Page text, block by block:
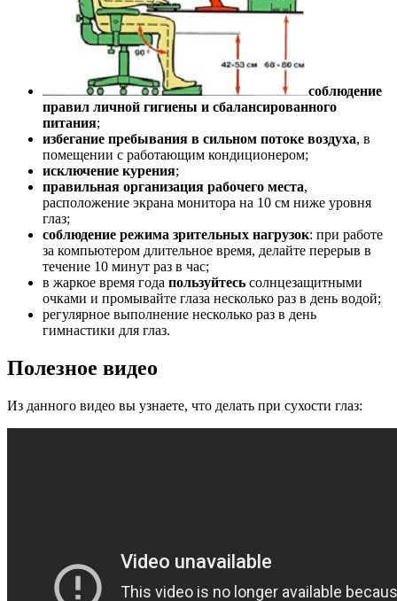
соблюдение
правил личной гигиены и сбалансированного
питания;
избегание пребывания в сильном потоке воздуха, в
помещении с работающим кондиционером;
исключение курения;
правильная организация рабочего места,
расположение экрана монитора на 10 см ниже уровня
глаз;
соблюдение режима зрительных нагрузок: при работе
за компьютером длительное время, делайте перерыв в
течение 10 минут раз в час;
в жаркое время года пользуйтесь солнцезащитными
очками и промывайте глаза несколько раз в день водой;
регулярное выполнение несколько раз в день
гимнастики для глаз.
Полезное видео
Из данного видео вы узнаете, что делать при сухости глаз: